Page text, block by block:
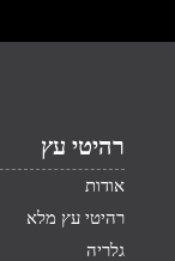
רהיטי עץ
אודות
רהיטי עץ מלא
גלריה